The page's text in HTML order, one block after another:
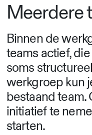
Meerdere
Binnen de
teams actief,
soms
werkgroep kun
bestaand team.
initiatief te
starten.